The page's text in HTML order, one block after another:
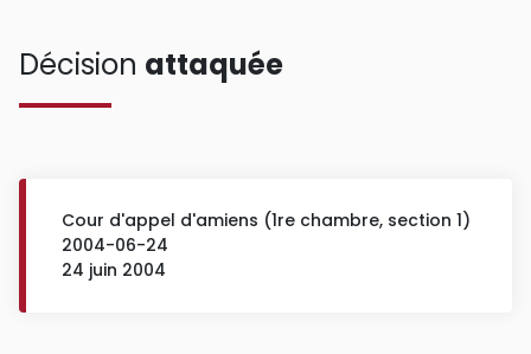
Décision attaquée
Cour d'appel d'amiens (1re chambre, section 1)
2004-06-24
24 juin 2004